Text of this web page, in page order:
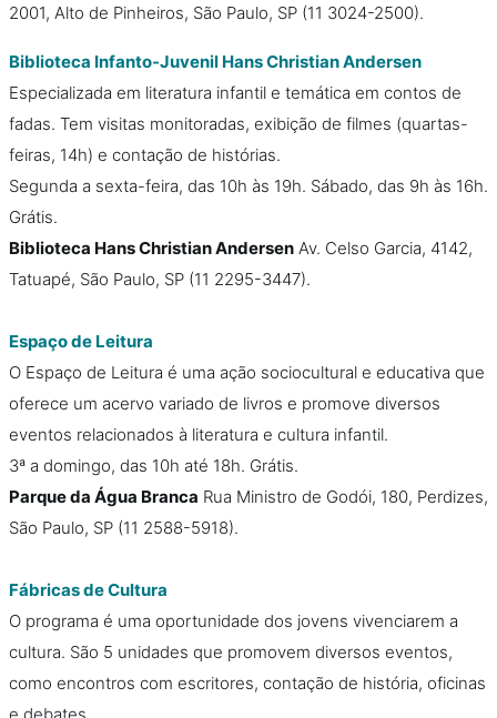
2001, Alto de Pinheiros, São Paulo, SP (11 3024-2500).
Biblioteca Infanto-Juvenil Hans Christian Andersen
Especializada em literatura infantil e temática em contos de
fadas. Tem visitas monitoradas, exibição de filmes (quartas-
feiras, 14h) e contação de histórias.
Segunda a sexta-feira, das 10h às 19h. Sábado, das 9h às 16h.
Grátis.
Biblioteca Hans Christian Andersen Av. Celso Garcia, 4142,
Tatuapé, São Paulo, SP (11 2295-3447).
Espaço de Leitura
O Espaço de Leitura é uma ação sociocultural e educativa que
oferece um acervo variado de livros e promove diversos
eventos relacionados à literatura e cultura infantil.
3ª a domingo, das 10h até 18h. Grátis.
Parque da Água Branca Rua Ministro de Godói, 180, Perdizes,
São Paulo, SP (11 2588-5918).
Fábricas de Cultura
O programa é uma oportunidade dos jovens vivenciarem a
cultura. São 5 unidades que promovem diversos eventos,
como encontros com escritores, contação de história, oficinas
e debates.